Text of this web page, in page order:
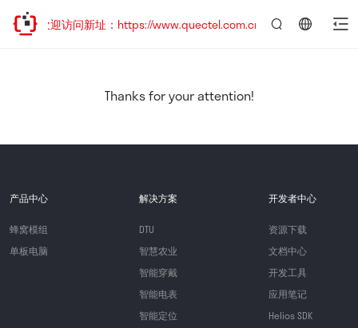
移，欢迎访问新址：https://www.quectel.com.cn
Thanks for your attention!
产品中心
蜂窝模组
单板电脑
解决方案
DTU
智慧农业
智能穿戴
智能电表
智能定位
开发者中心
资源下载
文档中心
开发工具
应用笔记
Helios SDK